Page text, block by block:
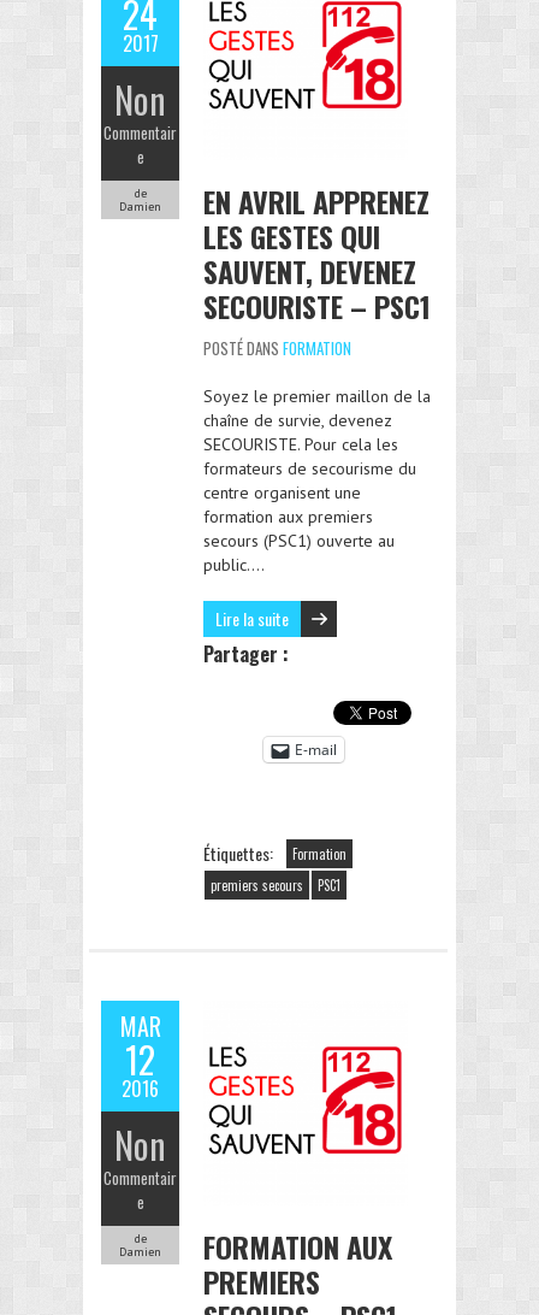
24
2017
Non
Commentair
e
de
Damien
EN AVRIL APPRENEZ
LES GESTES QUI
SAUVENT, DEVENEZ
SECOURISTE – PSC1
POSTÉ DANS FORMATION
Soyez le premier maillon de la
chaîne de survie, devenez
SECOURISTE. Pour cela les
formateurs de secourisme du
centre organisent une
formation aux premiers
secours (PSC1) ouverte au
public….
Lire la suite
Partager :
E-mail
Étiquettes:
Formation
premiers secours
PSC1
MAR
12
2016
Non
Commentair
e
de
Damien
FORMATION AUX
PREMIERS